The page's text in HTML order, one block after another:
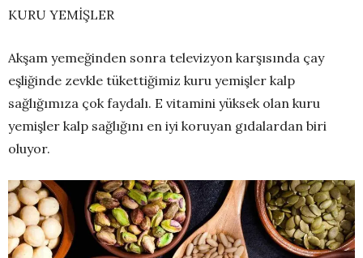
KURU YEMİŞLER
Akşam yemeğinden sonra televizyon karşısında çay
eşliğinde zevkle tükettiğimiz kuru yemişler kalp
sağlığımıza çok faydalı. E vitamini yüksek olan kuru
yemişler kalp sağlığını en iyi koruyan gıdalardan biri
oluyor.